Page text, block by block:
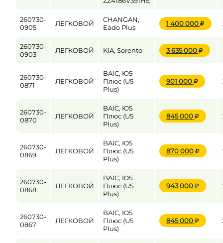
Цена
от до
260730-
0905
ЛЕГКОВОЙ
CHANGAN,
Eado Plus
1 400 000
260730-
0903
ЛЕГКОВОЙ KIA, Sorento 3 635 000
260730-
0871
ЛЕГКОВОЙ
BAIC, Ю5
Плюс (U5
Plus)
901 000
260730-
0870
ЛЕГКОВОЙ
BAIC, Ю5
Плюс (U5
Plus)
845 000
260730-
0869
ЛЕГКОВОЙ
BAIC, Ю5
Плюс (U5
Plus)
870 000
260730-
0868
ЛЕГКОВОЙ
BAIC, Ю5
Плюс (U5
Plus)
943 000
260730-
0867
ЛЕГКОВОЙ
BAIC, Ю5
Плюс (U5
Plus)
845 000